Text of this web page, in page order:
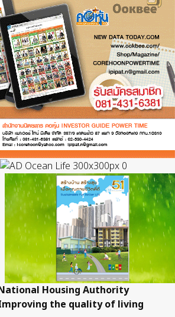
Housing Authority
the quality of living